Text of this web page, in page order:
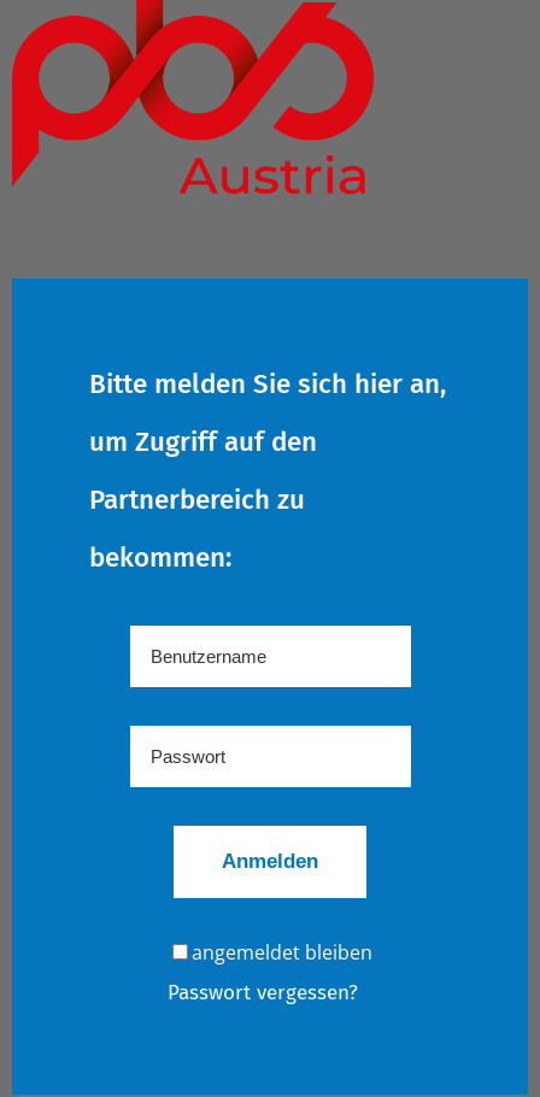
Bitte melden Sie sich hier an,
um Zugriff auf den
Partnerbereich zu
bekommen:
angemeldet bleiben
Passwort vergessen?